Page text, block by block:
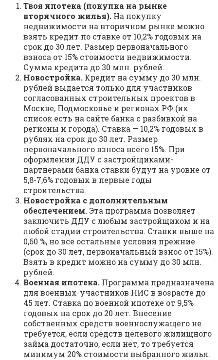
Твоя ипотека (покупка на рынке
вторичного жилья). На покупку
недвижимости на вторичном рынке можно
взять кредит по ставке от 10,2% годовых на
срок до 30 лет. Размер первоначального
взноса от 15% стоимости недвижимости.
Сумма кредита до 30 млн. рублей.
Новостройка. Кредит на сумму до 30 млн.
рублей выдается только для участников
согласованных строительных проектов в
Москве, Подмосковье и регионах РФ (их
список есть на сайте банка с разбивкой на
регионы и города). Ставка — 10,2% годовых в
рублях на срок до 30 лет. Размер
первоначального взноса всего 15%. При
оформлении ДДУ с застройщиками-
партнерами банка ставки будут на уровне от
5,8-7,6% годовых в первые годы
строительства.
Новостройка с дополнительным
обеспечением. Эта программа позволяет
заключить ДДУ с любым застройщиком и на
любой стадии строительства. Ставки выше на
0,60 %, но все остальные условия прежние
(срок до 30 лет, первоначальный взнос от 15%).
Взять в кредит можно на сумму до 30 млн.
рублей.
Военная ипотека. Программа предназначена
для военных-участников НИС в возрасте до
45 лет. Ставка по военной ипотеке от 9,5%
годовых на срок до 20 лет. Внесение
собственных средств военнослужащего не
требуется, если средств целевого жилищного
займа достаточно, если нет, то требуется
минимум 20% стоимости выбранного жилья.